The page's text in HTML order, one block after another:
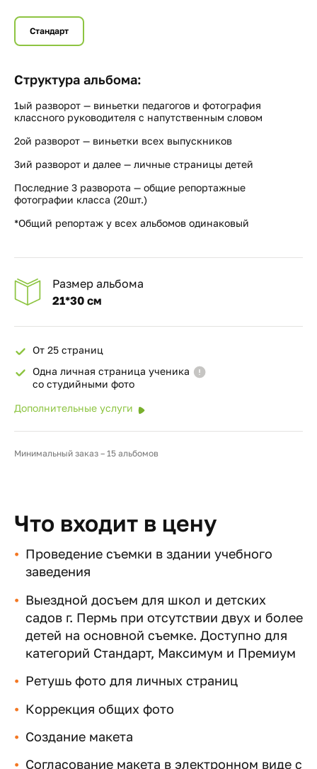
Стандарт
Структура альбома:
1ый разворот — виньетки педагогов и фотография
классного руководителя с напутственным словом
2ой разворот — виньетки всех выпускников
3ий разворот и далее — личные страницы детей
Последние 3 разворота — общие репортажные
фотографии класса (20шт.)
*Общий репортаж у всех альбомов одинаковый
Размер альбома
21*30 см
От 25 страниц
Одна личная страница ученика
со студийными фото
Дополнительные услуги
Минимальный заказ – 15 альбомов
Что входит в цену
Проведение съемки в здании учебного
заведения
Выездной досъем для школ и детских
садов г. Пермь при отсутствии двух и более
детей на основной съемке. Доступно для
категорий Стандарт, Максимум и Премиум
Ретушь фото для личных страниц
Коррекция общих фото
Создание макета
Согласование макета в электронном виде с